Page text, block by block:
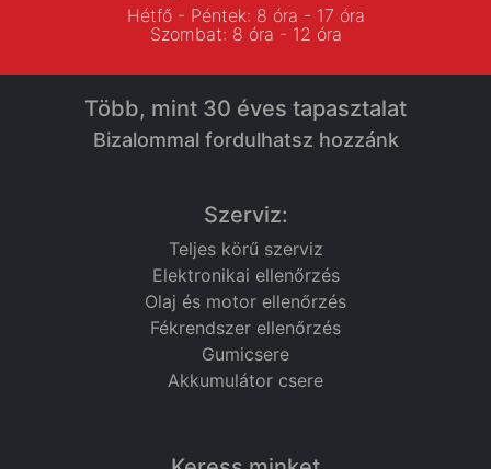
Hétfő - Péntek: 8 óra - 17 óra
Szombat: 8 óra - 12 óra
Több, mint 30 éves tapasztalat
Bizalommal fordulhatsz hozzánk
Szerviz:
Teljes körű szerviz
Elektronikai ellenőrzés
Olaj és motor ellenőrzés
Fékrendszer ellenőrzés
Gumicsere
Akkumulátor csere